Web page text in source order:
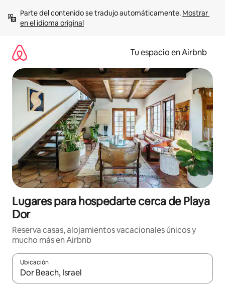
contenido
Parte del contenido se tradujo automáticamente. Mostrar
en el idioma original
Tu espacio en Airbnb
Lugares para hospedarte cerca de Playa
Dor
Reserva casas, alojamientos vacacionales únicos y
mucho más en Airbnb
Ubicación
Cuando los resultados estén disponibles, podrás navegar